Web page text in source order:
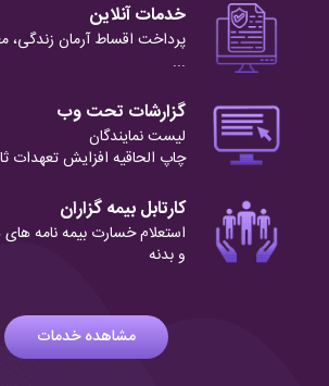
خدمات آنلاین
پرداخت اقساط آرمان زندگی،
...
گزارشات تحت وب
لیست نمایندگان
چاپ الحاقیه افزایش تعهدات
کارتابل بیمه گزاران
استعلام خسارت بیمه نامه
و بدنه
مشاهده خدمات